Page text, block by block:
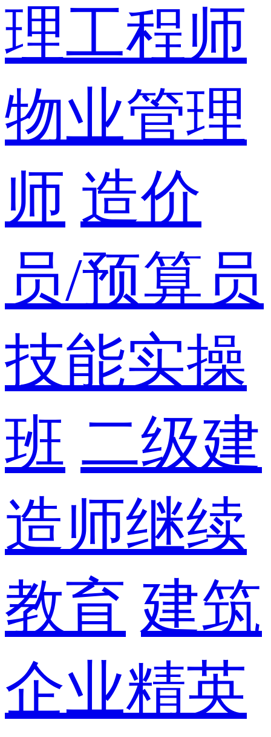
理工程师
物业管理
师 造价
员/预算员
技能实操
班 二级建
造师继续
教育 建筑
企业精英